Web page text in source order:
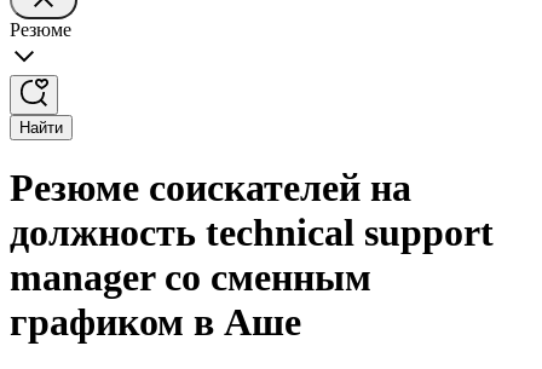
Резюме
Найти
Резюме соискателей на
должность technical support
manager со сменным
графиком в Аше